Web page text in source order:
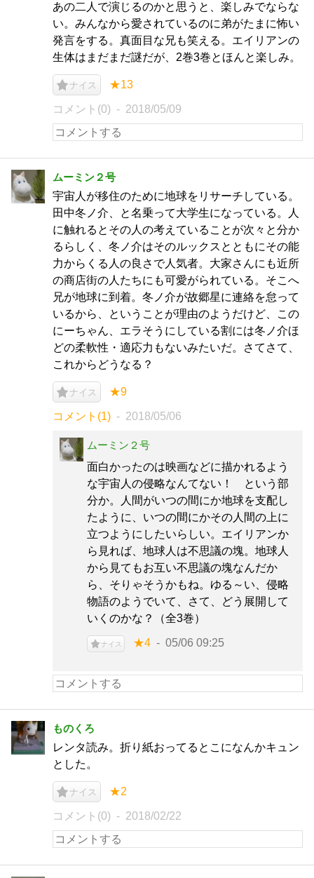
あの二人で演じるのかと思うと、楽しみでならな
い。みんなから愛されているのに弟がたまに怖い
発言をする。真面目な兄も笑える。エイリアンの
生体はまだまだ謎だが、2巻3巻とほんと楽しみ。
ナイス ★13
コメント(0) 2018/05/09
ムーミン２号
宇宙人が移住のために地球をリサーチしている。
田中冬ノ介、と名乗って大学生になっている。人
に触れるとその人の考えていることが次々と分か
るらしく、冬ノ介はそのルックスとともにその能
力からくる人の良さで人気者。大家さんにも近所
の商店街の人たちにも可愛がられている。そこへ
兄が地球に到着。冬ノ介が故郷星に連絡を怠って
いるから、ということが理由のようだけど、この
にーちゃん、エラそうにしている割には冬ノ介ほ
どの柔軟性・適応力もないみたいだ。さてさて、
これからどうなる？
ナイス ★9
コメント(1) 2018/05/06
ムーミン２号
面白かったのは映画などに描かれるよう
な宇宙人の侵略なんてない！ という部
分か。人間がいつの間にか地球を支配し
たように、いつの間にかその人間の上に
立つようにしたいらしい。エイリアンか
ら見れば、地球人は不思議の塊。地球人
から見てもお互い不思議の塊なんだか
ら、そりゃそうかもね。ゆる～い、侵略
物語のようでいて、さて、どう展開して
いくのかな？（全3巻）
ナイス ★4 05/06 09:25
ものくろ
レンタ読み。折り紙おってるとこになんかキュン
とした。
ナイス ★2
コメント(0) 2018/02/22